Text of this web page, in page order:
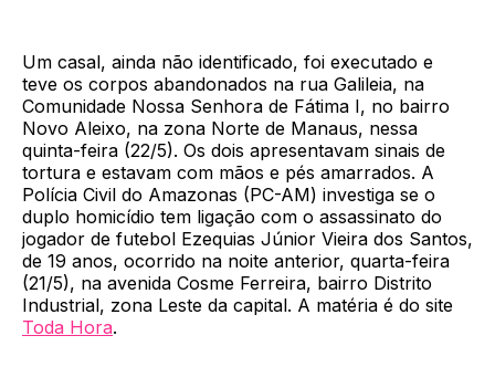
Um casal, ainda não identificado, foi executado e
teve os corpos abandonados na rua Galileia, na
Comunidade Nossa Senhora de Fátima I, no bairro
Novo Aleixo, na zona Norte de Manaus, nessa
quinta-feira (22/5). Os dois apresentavam sinais de
tortura e estavam com mãos e pés amarrados. A
Polícia Civil do Amazonas (PC-AM) investiga se o
duplo homicídio tem ligação com o assassinato do
jogador de futebol Ezequias Júnior Vieira dos Santos,
de 19 anos, ocorrido na noite anterior, quarta-feira
(21/5), na avenida Cosme Ferreira, bairro Distrito
Industrial, zona Leste da capital. A matéria é do site
Toda Hora.